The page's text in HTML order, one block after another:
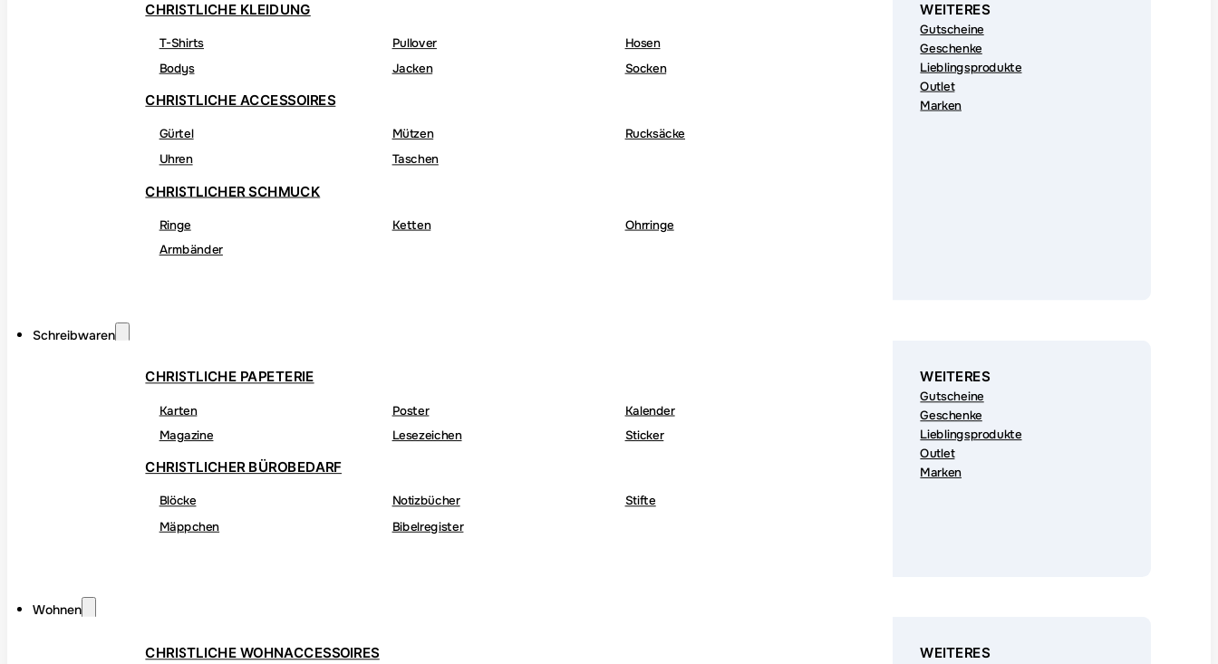
CHRISTLICHE KLEIDUNG
T-Shirts Pullover
Hosen
Bodys
Jacken Socken
CHRISTLICHE ACCESSOIRES
Gürtel Mützen
Rucksäcke
Uhren
Taschen
CHRISTLICHER SCHMUCK
Ringe Ketten
Ohrringe
Armbänder
WEITERES
Gutscheine
Geschenke
Lieblingsprodukte
Outlet
Marken
Schreibwaren
CHRISTLICHE PAPETERIE
Karten Poster
Kalender
Magazine
Lesezeichen Sticker
CHRISTLICHER BÜROBEDARF
Blöcke Notizbücher
Stifte
Mäppchen
Bibelregister
WEITERES
Gutscheine
Geschenke
Lieblingsprodukte
Outlet
Marken
Wohnen
CHRISTLICHE WOHNACCESSOIRES WEITERES